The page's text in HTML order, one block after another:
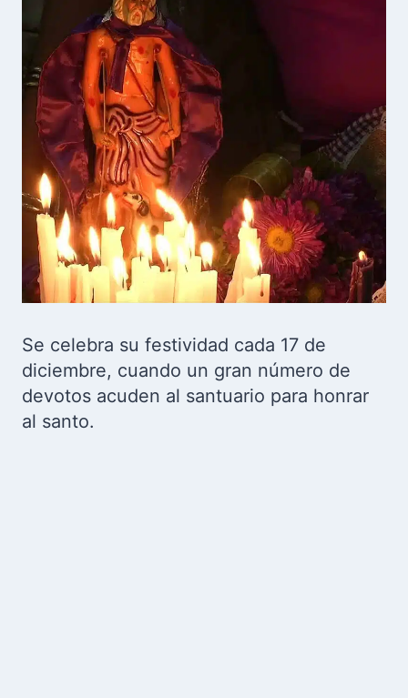
Se celebra su festividad cada 17 de
diciembre, cuando un gran número de
devotos acuden al santuario para honrar
al santo.